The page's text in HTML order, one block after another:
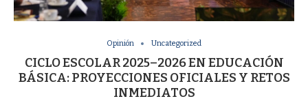
Opinión Uncategorized
CICLO ESCOLAR 2025–2026 EN EDUCACIÓN
BÁSICA: PROYECCIONES OFICIALES Y RETOS
INMEDIATOS